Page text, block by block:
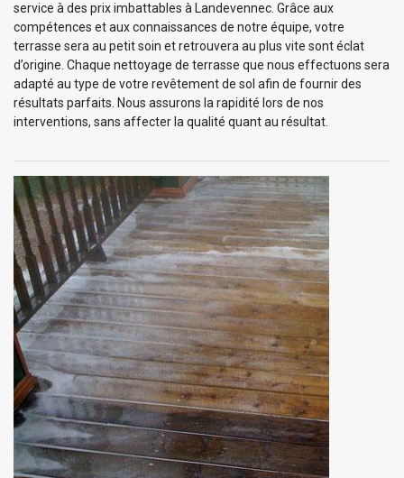
service à des prix imbattables à Landevennec. Grâce aux
compétences et aux connaissances de notre équipe, votre
terrasse sera au petit soin et retrouvera au plus vite sont éclat
d’origine. Chaque nettoyage de terrasse que nous effectuons sera
adapté au type de votre revêtement de sol afin de fournir des
résultats parfaits. Nous assurons la rapidité lors de nos
interventions, sans affecter la qualité quant au résultat.